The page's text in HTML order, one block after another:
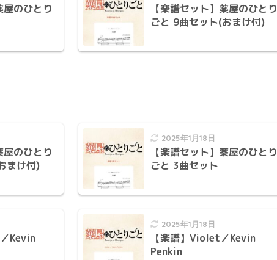
屋のひとり
【楽譜セット】薬屋のひとり
ごと 9曲セット(おまけ付)
屋のひとり
まけ付)
2025年1月18日
【楽譜セット】薬屋のひとり
ごと 3曲セット
Kevin
2025年1月18日
【楽譜】Violet／Kevin
Penkin